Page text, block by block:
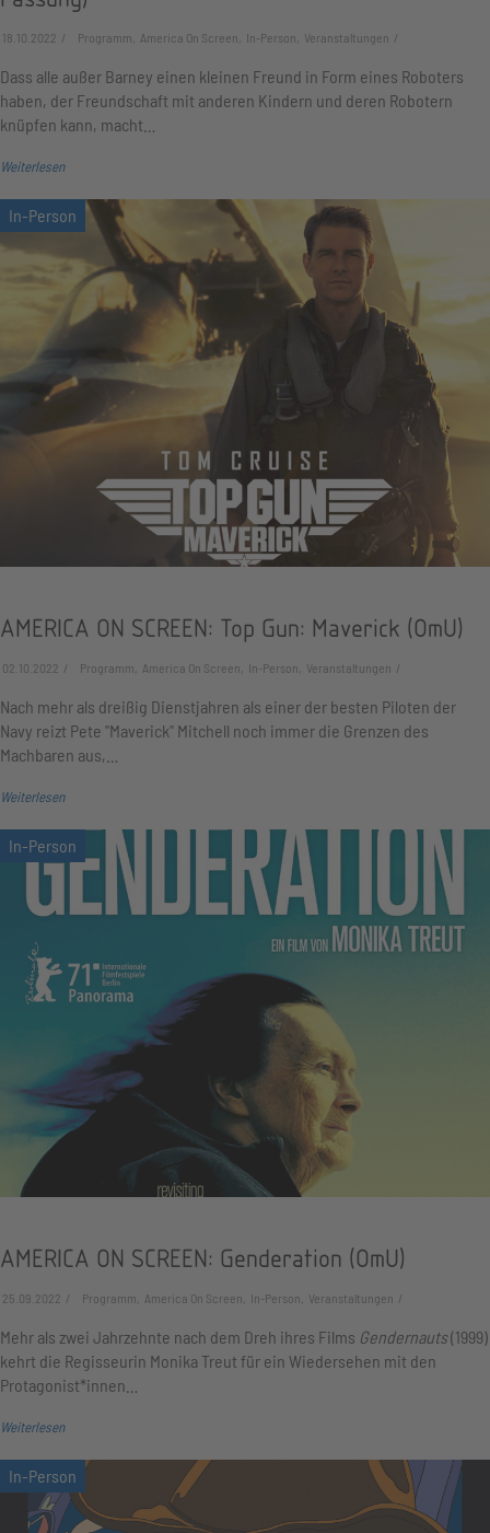
18.10.2022 Programm, America On Screen, In-Person, Veranstaltungen
Dass alle außer Barney einen kleinen Freund in Form eines Roboters
haben, der Freundschaft mit anderen Kindern und deren Robotern
knüpfen kann, macht…
Weiterlesen
AMERICA ON SCREEN: Top Gun: Maverick (OmU)
02.10.2022 Programm, America On Screen, In-Person, Veranstaltungen
Nach mehr als dreißig Dienstjahren als einer der besten Piloten der
Navy reizt Pete "Maverick" Mitchell noch immer die Grenzen des
Machbaren aus,…
Weiterlesen
AMERICA ON SCREEN: Genderation (OmU)
25.09.2022 Programm, America On Screen, In-Person, Veranstaltungen
Mehr als zwei Jahrzehnte nach dem Dreh ihres Films Gendernauts(1999)
kehrt die Regisseurin Monika Treut für ein Wiedersehen mit den
Protagonist*innen…
Weiterlesen